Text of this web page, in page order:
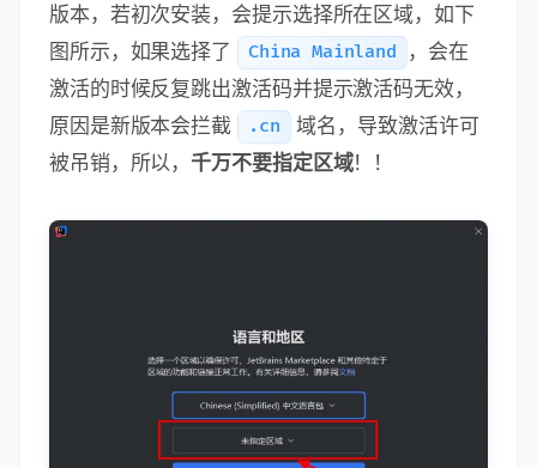
版本，若初次安装，会提示选择所在区域，如下
图所示，如果选择了
China Mainland
，会在
激活的时候反复跳出激活码并提示激活码无效，
原因是新版本会拦截
.cn
域名，导致激活许可
被吊销，所以， 千万不要指定区域！！